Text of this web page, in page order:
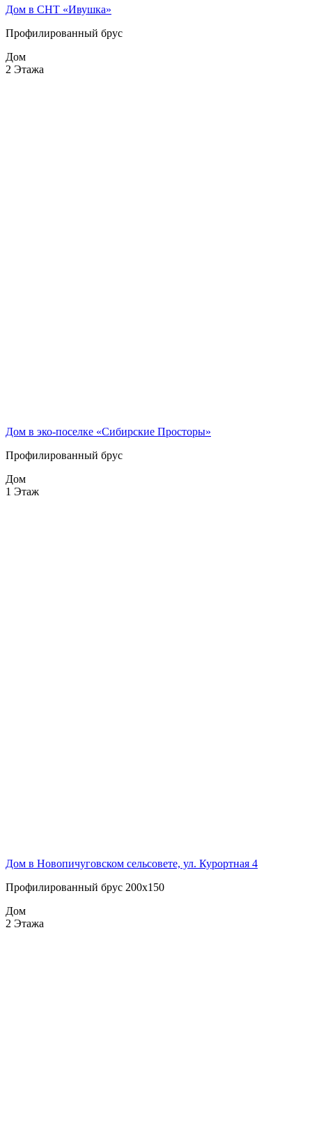
Дом в СНТ «Ивушка»
Профилированный брус
Дом
2 Этажа
Дом в эко-поселке «Сибирские Просторы»
Профилированный брус
Дом
1 Этаж
Дом в Новопичуговском сельсовете, ул. Курортная 4
Профилированный брус 200х150
Дом
2 Этажа